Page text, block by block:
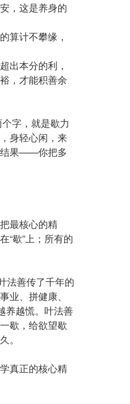
，这是养身的
算计不攀缘，
出本分的利，
，才能积善余
字，就是歇力
身轻心闲，来
结果——你把多
最核心的精
“歇”上；所有的
法善传了千年的
业、拼健康、
养越慌。叶法善
歇，给欲望歇
。
真正的核心精